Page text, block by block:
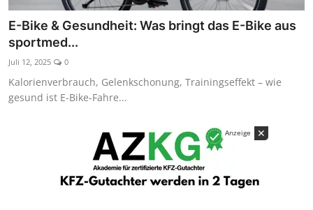
Kaufberatung
E-Bike & Gesundheit: Was bringt das E-Bike aus
sportmed...
Juli 12, 2025 0
Kalorienverbrauch, Gelenkschonung, Trainingseffekt – wie
gesund ist E-Bike-Fahre...
Anzeige ✕